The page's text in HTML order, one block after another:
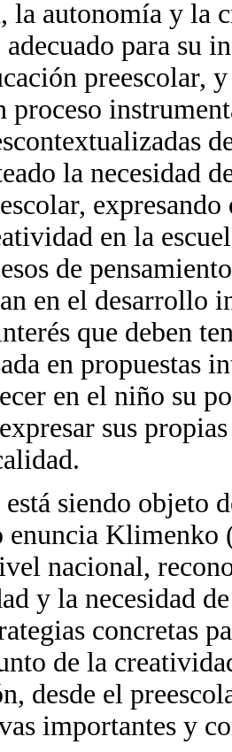
la autonomía y la
para su
preescolar,
proceso
la necesidad
en la
de
en el
que deben
en propuestas
en el niño su
sus
siendo objeto
enuncia Klimenko
nacional,
y la necesidad
concretas
de la
desde el
importantes y